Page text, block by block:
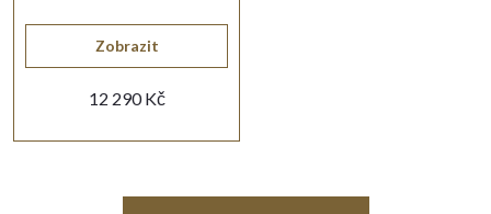
12 290 Kč
Zobrazit